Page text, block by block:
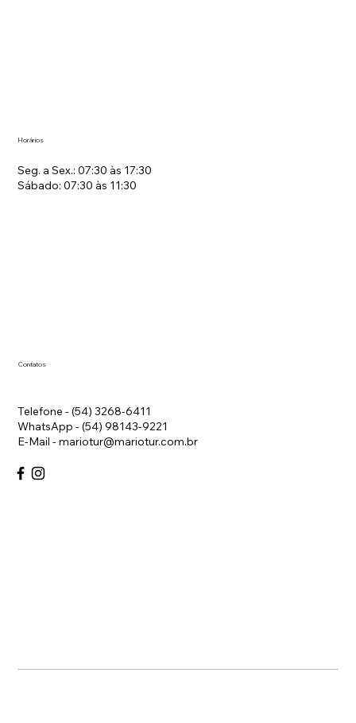
Horários
Seg. a Sex.: 07:30 às 17:30
Sábado: 07:30 às 11:30
Contatos
Telefone - (54) 3268-6411
WhatsApp - (54) 98143-9221
E-Mail - mariotur@mariotur.com.br